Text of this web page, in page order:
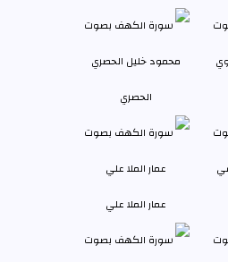
الحصري
عمار الملا علي